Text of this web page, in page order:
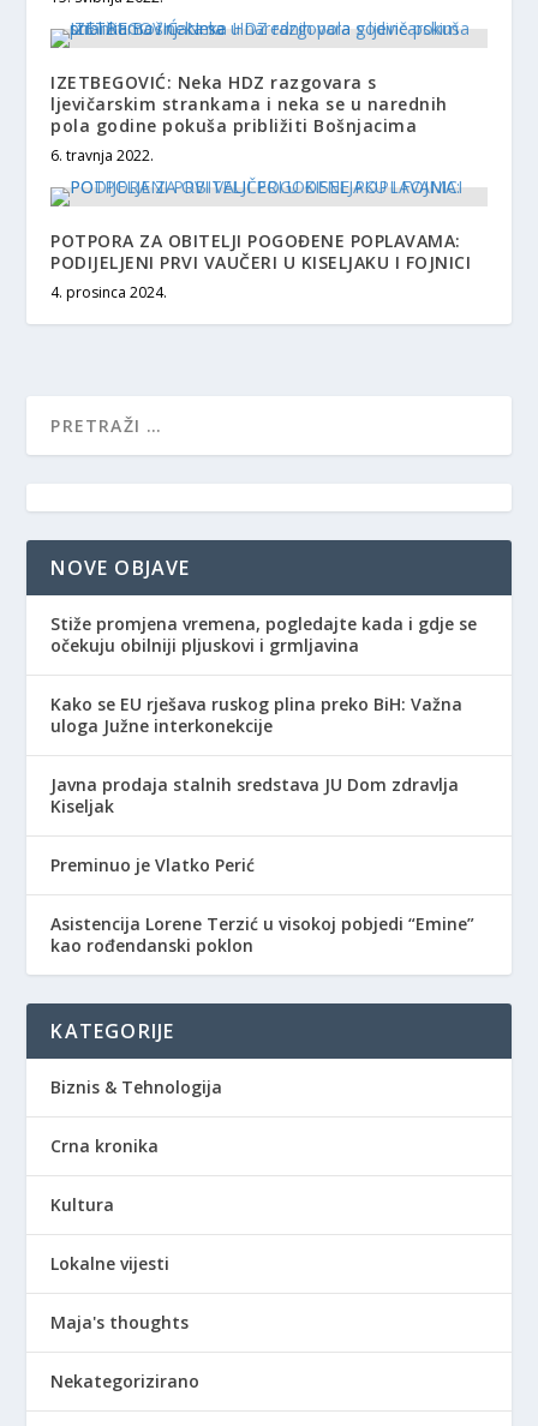
IZETBEGOVIĆ: Neka HDZ razgovara s
ljevičarskim strankama i neka se u narednih
pola godine pokuša približiti Bošnjacima
6. travnja 2022.
POTPORA ZA OBITELJI POGOĐENE POPLAVAMA:
PODIJELJENI PRVI VAUČERI U KISELJAKU I FOJNICI
4. prosinca 2024.
NOVE OBJAVE
Stiže promjena vremena, pogledajte kada i gdje se
očekuju obilniji pljuskovi i grmljavina
Kako se EU rješava ruskog plina preko BiH: Važna
uloga Južne interkonekcije
Javna prodaja stalnih sredstava JU Dom zdravlja
Kiseljak
Preminuo je Vlatko Perić
Asistencija Lorene Terzić u visokoj pobjedi “Emine”
kao rođendanski poklon
KATEGORIJE
Biznis & Tehnologija
Crna kronika
Kultura
Lokalne vijesti
Maja's thoughts
Nekategorizirano